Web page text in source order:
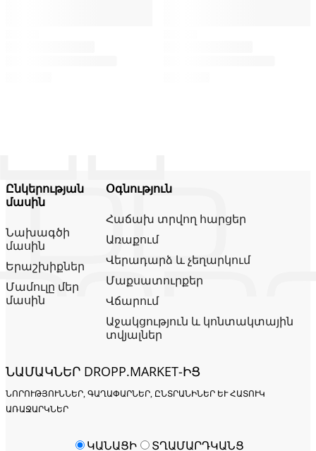
Ընկերության
մասին
Նախագծի
մասին
Երաշխիքներ
Մամուլը մեր
մասին
Օգնություն
Հաճախ տրվող հարցեր
Առաքում
Վերադարձ և չեղարկում
Մաքսատուրքեր
Վճարում
Աջակցություն և կոնտակտային
տվյալներ
ՆԱՄԱԿՆԵՐ DROPP.MARKET-ԻՑ
ՆՈՐՈՒԹՅՈՒՆՆԵՐ, ԳԱՂԱՓԱՐՆԵՐ, ԸՆՏՐԱՆԻՆԵՐ ԵՒ ՀԱՏՈՒԿ Ա
ՌԱՋԱՐԿՆԵՐ
ԿԱՆԱՑԻ ՏՂԱՄԱՐԴԿԱՆՑ